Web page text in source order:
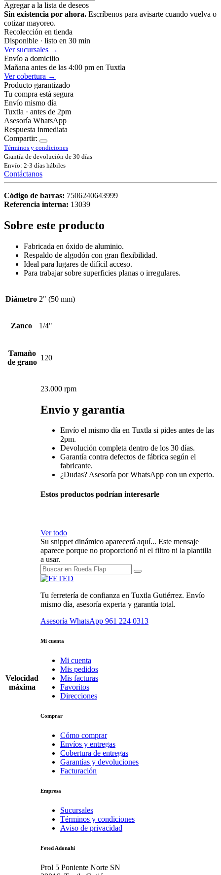
Agregar a la lista de deseos
Sin existencia por ahora. Escríbenos para avisarte cuando vuelva o
cotizar mayoreo.
Recolección en tienda
Disponible · listo en 30 min
Ver sucursales →
Envío a domicilio
Mañana antes de las 4:00 pm en Tuxtla
Ver cobertura →
Producto garantizado
Tu compra está segura
Envío mismo día
Tuxtla · antes de 2pm
Asesoría WhatsApp
Respuesta inmediata
Compartir:
Términos y condiciones
Grantía de devolución de 30 días
Envío: 2-3 días hábiles
Contáctanos
Código de barras: 7506240643999
Referencia interna: 13039
Sobre este producto
Fabricada en óxido de aluminio.
Respaldo de algodón con gran flexibilidad.
Ideal para lugares de difícil acceso.
Para trabajar sobre superficies planas o irregulares.
Diámetro 2" (50 mm)
Zanco 1/4"
Tamaño
de grano
120
Velocidad
máxima
23.000 rpm
Envío y garantía
Envío el mismo día en Tuxtla si pides antes de las
2pm.
Devolución completa dentro de los 30 días.
Garantía contra defectos de fábrica según el
fabricante.
¿Dudas? Asesoría por WhatsApp con un experto.
Estos productos podrían interesarle
Ver todo
Su snippet dinámico aparecerá aquí... Este mensaje
aparece porque no proporcionó ni el filtro ni la plantilla
a usar.
Tu ferretería de confianza en Tuxtla Gutiérrez. Envío
mismo día, asesoría experta y garantía total.
Asesoría WhatsApp 961 224 0313
Mi cuenta
Mi cuenta
Mis pedidos
Mis facturas
Favoritos
Direcciones
Comprar
Cómo comprar
Envíos y entregas
Cobertura de entregas
Garantías y devoluciones
Facturación
Empresa
Sucursales
Términos y condiciones
Aviso de privacidad
Feted Adonahi
Prol 5 Poniente Norte SN